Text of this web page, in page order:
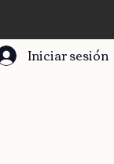
Iniciar sesión